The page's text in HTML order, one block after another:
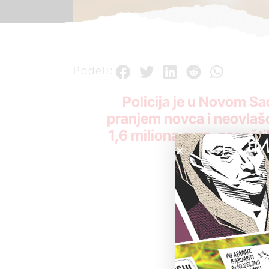
Podeli:
Policija je u Novom
pranjem novca i
1,6 miliona evra,
Uhapšeni
od njih
o zajmu i
bi kasnije,
nekretnina,
Oni su tako